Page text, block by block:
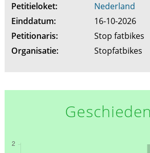
Petitieloket:
Nederland
Einddatum:
16-10-2026
Petitionaris:
Stop fatbikes
Organisatie:
Stopfatbikes